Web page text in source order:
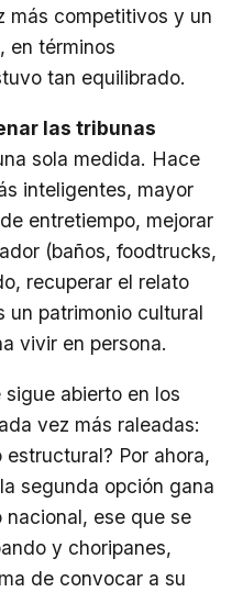
más competitivos y un
en términos
tan equilibrado.
las tribunas
sola medida. Hace
inteligentes, mayor
entretiempo, mejorar
(baños, foodtrucks,
recuperar el relato
un patrimonio cultural
vivir en persona.
abierto en los
vez más raleadas:
Por ahora,
segunda opción gana
ese que se
y choripanes,
de convocar a su